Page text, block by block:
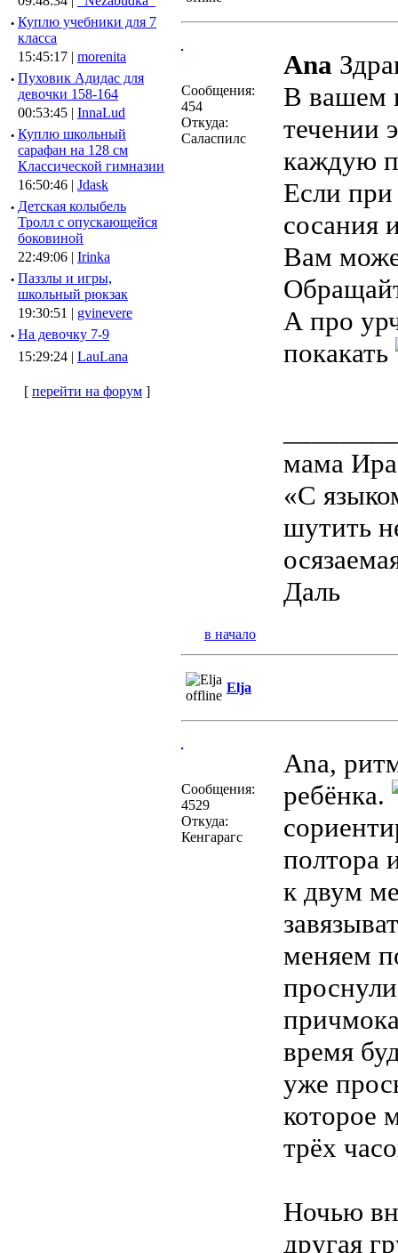
· Куплю учебники для 7
класса
15:45:17 | morenita
· Пуховик Адидас для
девочки 158-164
00:53:45 | InnaLud
· Куплю школьный
сарафан на 128 см
Классической гимназии
16:50:46 | Jdask
· Детская колыбель
Тролл с опускающейся
боковиной
22:49:06 | Irinka
· Паззлы и игры,
школьный рюкзак
19:30:51 | gvinevere
· Hа девочку 7-9
15:29:24 | LauLana
[ перейти на форум ]
Сообщения:
454
Откуда:
Саласпилс
Ana
В вашем
течении
каждую
Если
сосания
Вам
А про
покакать
мама
«С
шутить
Даль
в начало
Elja
Сообщения:
4529
Откуда:
Кенгарагс
Ana,
ребёнка.
полтора
к двум
меняем
время
уже
которое
трёх
Ночью
другая